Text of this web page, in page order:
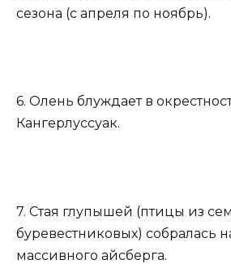
сезона (с апреля по ноябрь).
6. Олень блуждает в
Кангерлуссуак.
7. Стая глупышей (птицы из
буревестниковых) собралась
массивного айсберга.